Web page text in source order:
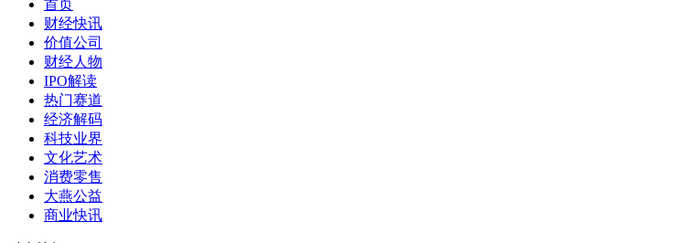
首页
财经快讯
价值公司
财经人物
IPO解读
热门赛道
经济解码
科技业界
文化艺术
消费零售
大燕公益
商业快讯
兆易创新携手地瓜机器人，推出六轴协作机械臂完整控制系统新方案